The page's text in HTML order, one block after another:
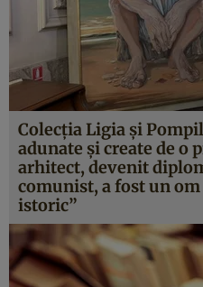
Colecţia Ligia şi
adunate şi create de o
arhitect, devenit
comunist, a fost un
istoric”